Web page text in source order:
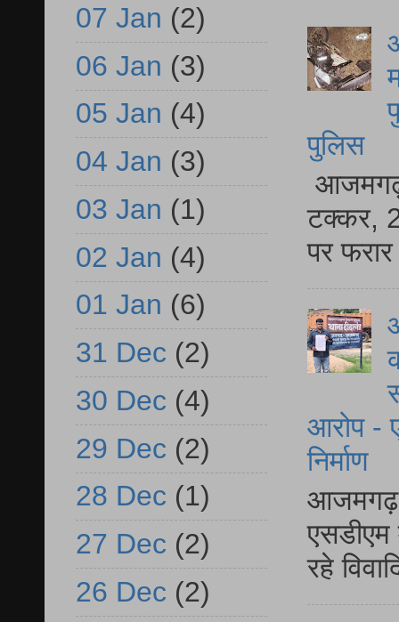
पुलिस
आजमगढ़
टक्कर,
पर
आरोप -
निर्माण
आजमगढ़
एसडीएम
रहे
07 Jan (2)
06 Jan (3)
05 Jan (4)
04 Jan (3)
03 Jan (1)
02 Jan (4)
01 Jan (6)
31 Dec (2)
30 Dec (4)
29 Dec (2)
28 Dec (1)
27 Dec (2)
26 Dec (2)